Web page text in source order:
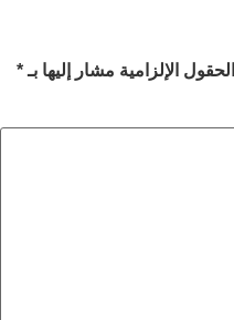
الحقول الإلزامية مشار إليها بـ*